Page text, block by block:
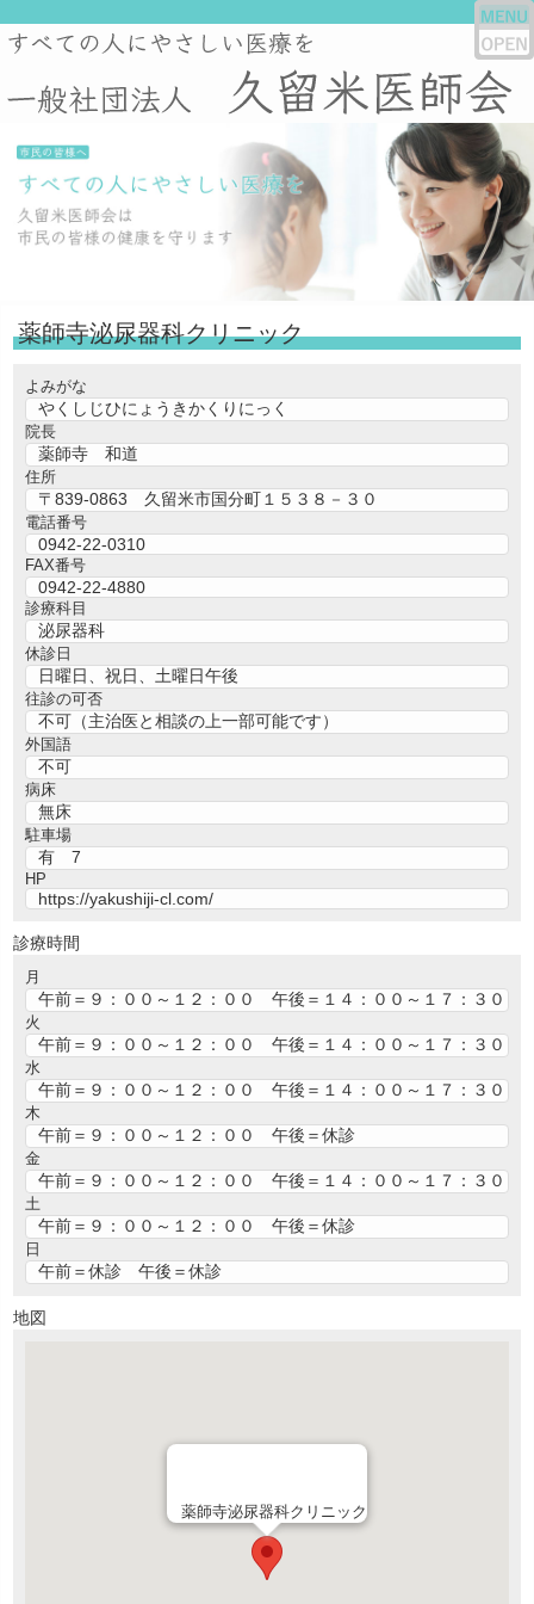
薬師寺泌尿器科クリニック
よみがな
やくしじひにょうきかくりにっく
院長
薬師寺 和道
住所
〒839-0863 久留米市国分町１５３８－３０
電話番号
0942-22-0310
FAX番号
0942-22-4880
診療科目
泌尿器科
休診日
日曜日、祝日、土曜日午後
往診の可否
不可（主治医と相談の上一部可能です）
外国語
不可
病床
無床
駐車場
有 7
HP
https://yakushiji-cl.com/
診療時間
月
午前＝９：００～１２：００ 午後＝１４：００～１７：３０
火
午前＝９：００～１２：００ 午後＝１４：００～１７：３０
水
午前＝９：００～１２：００ 午後＝１４：００～１７：３０
木
午前＝９：００～１２：００ 午後＝休診
金
午前＝９：００～１２：００ 午後＝１４：００～１７：３０
土
午前＝９：００～１２：００ 午後＝休診
日
午前＝休診 午後＝休診
地図
薬師寺泌尿器科クリニック